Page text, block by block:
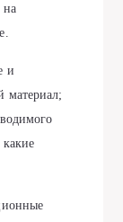
на
и
материал;